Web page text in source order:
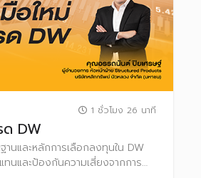
1 ชั่วโมง 26 นาที
ด DW
นและหลักการเลือกลงทุนใน DW
นและป้องกันความเสี่ยงจากการ